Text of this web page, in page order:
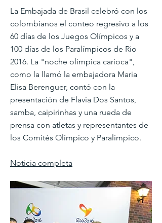
La Embajada de Brasil celebró con los
colombianos el conteo regresivo a los
60 días de los Juegos Olímpicos y a
100 días de los Paralímpicos de Rio
2016. La "noche olímpica carioca",
como la llamó la embajadora Maria
Elisa Berenguer, contó con la
presentación de Flavia Dos Santos,
samba, caipirinhas y una rueda de
prensa con atletas y representantes de
los Comités Olímpico y Paralímpico.
Noticia completa